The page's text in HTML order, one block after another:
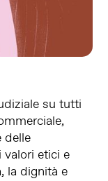
su tutti
delle
etici e
la dignità e